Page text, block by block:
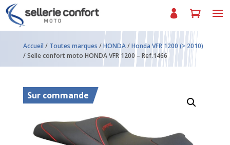
Accueil / Toutes marques /HONDA/Honda VFR 1200 (> 2010)
/ Selle confort moto HONDA VFR 1200 – Ref.1466
Sur commande